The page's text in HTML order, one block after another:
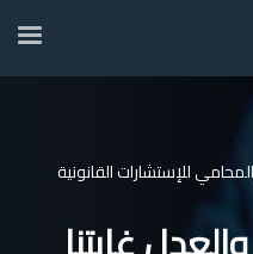
للإستشارات القانونية